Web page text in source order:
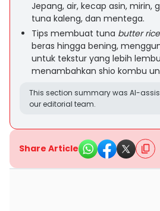
Jepang, air, kecap asin, mirin,
tuna kaleng, dan mentega.
Tips membuat tuna butter rice
beras hingga bening,
untuk tekstur yang lebih
menambahkan shio kombu
This section summary was AI-
our editorial team.
Share Article